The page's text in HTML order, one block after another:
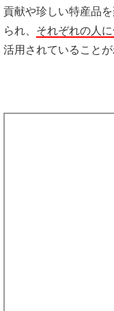
貢献や珍しい特産品
られ、 それぞれの人
活用されていることが